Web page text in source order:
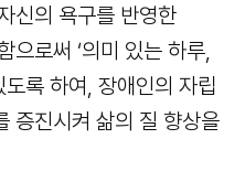
신의 욕구를 반영한
으로써 ‘의미 있는 하루,
록 하여, 장애인의 자립
증진시켜 삶의 질 향상을